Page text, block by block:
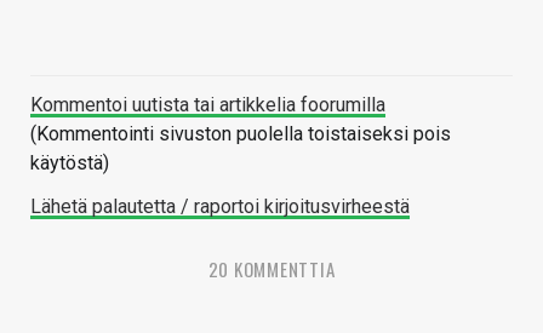
Kommentoi uutista tai artikkelia foorumilla
(Kommentointi sivuston puolella toistaiseksi pois
käytöstä)
Lähetä palautetta / raportoi kirjoitusvirheestä
20 KOMMENTTIA